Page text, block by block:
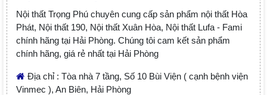
Nội thất Trọng Phú chuyên cung cấp sản phẩm nội thất Hòa
Phát, Nội thất 190, Nội thất Xuân Hòa, Nội thất Lufa - Fami
chính hãng tại Hải Phòng. Chúng tôi cam kết sản phẩm
chính hãng, giá rẻ nhất tại Hải Phòng
Địa chỉ : Tòa nhà 7 tầng, Số 10 Bùi Viện ( cạnh bệnh viện
Vinmec ), An Biên, Hải Phòng